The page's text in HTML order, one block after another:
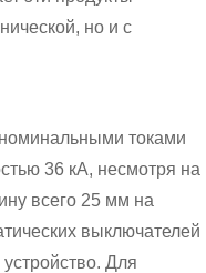
но и с
токами
36 кА, несмотря на
всего 25 мм на
выключателей
Для